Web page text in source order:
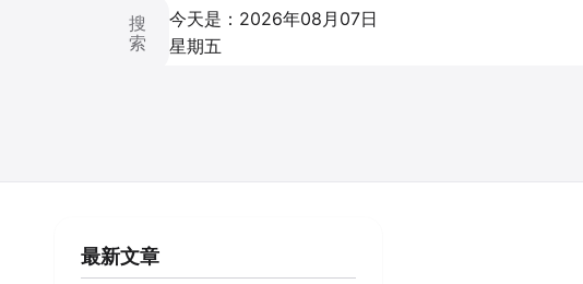
搜
索
今天是：2026年08月07日
星期五
最新文章